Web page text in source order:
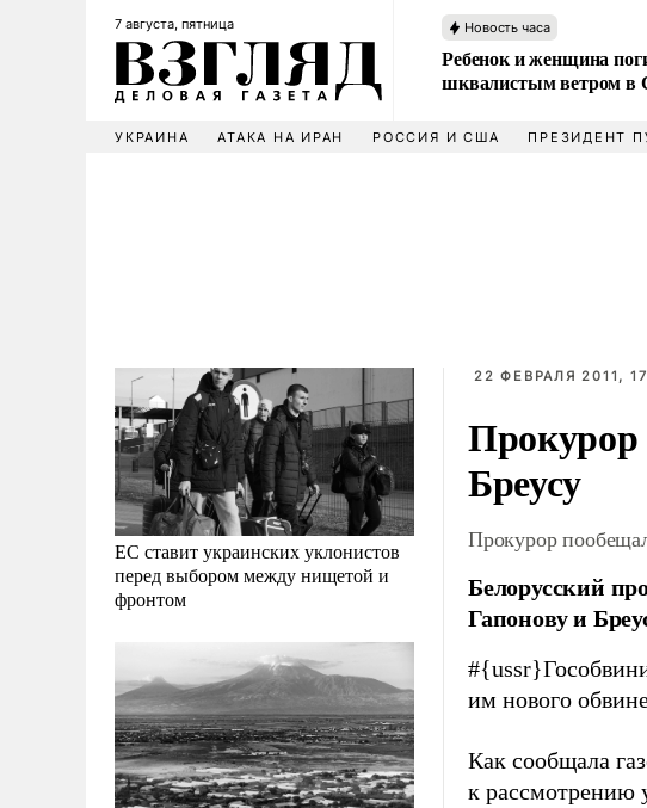
7 августа, пятница Новость часа
Ребенок и женщина
шквалистым ветром в
УКРАИНА АТАКА НА ИРАН РОССИЯ И США ПРЕЗИДЕНТ
ЕС ставит украинских уклонистов
перед выбором между нищетой и
фронтом
22 ФЕВРАЛЯ 2011,
Прокурор
Бреусу
Прокурор
Белорусский
Гапонову и
#{ussr}
им нового
Как сообщала
к рассмотрению